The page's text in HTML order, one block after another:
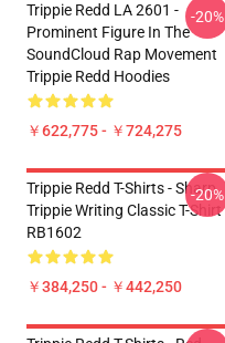
Trippie Redd LA 2601 -
Prominent Figure In The
SoundCloud Rap Movement
Trippie Redd Hoodies
￥622,775 - ￥724,275
-20%
Trippie Redd T-Shirts - Sharp
Trippie Writing Classic T-Shirt
RB1602
￥384,250 - ￥442,250
-20%